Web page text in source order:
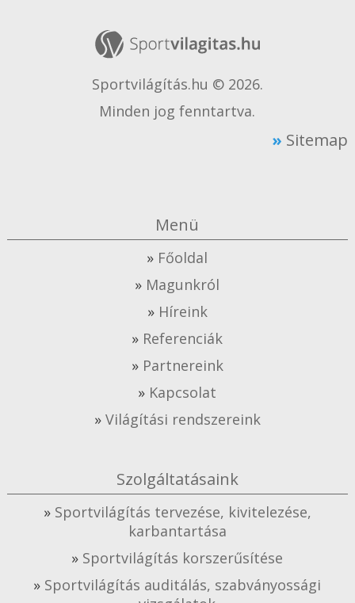
Sportvilágítás.hu © 2026.
Minden jog fenntartva.
Sitemap
Menü
Főoldal
Magunkról
Híreink
Referenciák
Partnereink
Kapcsolat
Világítási rendszereink
Szolgáltatásaink
Sportvilágítás tervezése, kivitelezése,
karbantartása
Sportvilágítás korszerűsítése
Sportvilágítás auditálás, szabványossági